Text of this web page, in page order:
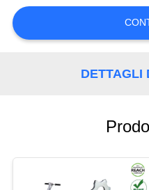
CASI
CHIEDI UN
PREVENTIVO
SITO
DETTAGLI